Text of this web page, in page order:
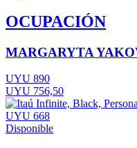
OCUPACIÓN
MARGARYTA
UYU 890
UYU 756,50
UYU 668
Disponible